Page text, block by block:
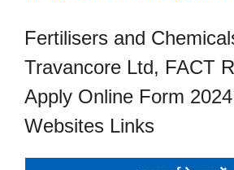
Fertilisers and
Travancore Ltd, FACT
Apply Online Form
Websites Links